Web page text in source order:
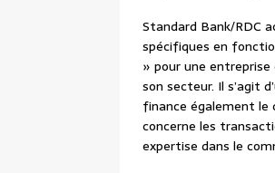
Standard Bank/RDC
spécifiques en
» pour une
son secteur. Il s’agit
finance également le
concerne les
expertise dans le